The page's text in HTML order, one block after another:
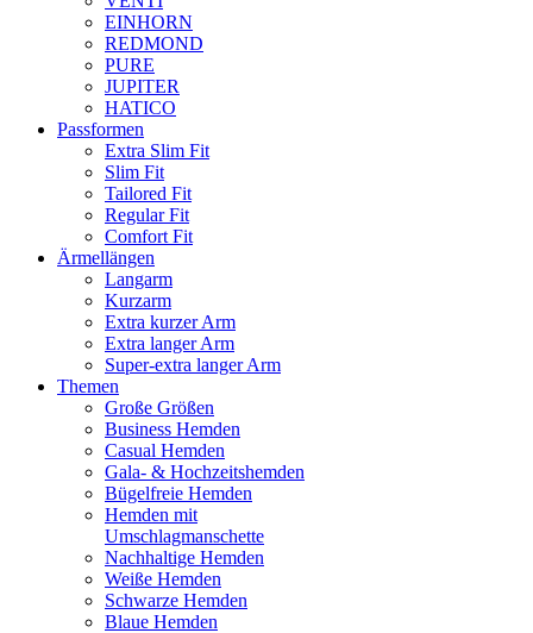
EINHORN
REDMOND
PURE
JUPITER
HATICO
Passformen
Extra Slim Fit
Slim Fit
Tailored Fit
Regular Fit
Comfort Fit
Ärmellängen
Langarm
Kurzarm
Extra kurzer Arm
Extra langer Arm
Super-extra langer Arm
Themen
Große Größen
Business Hemden
Casual Hemden
Gala- & Hochzeitshemden
Bügelfreie Hemden
Hemden mit
Umschlagmanschette
Nachhaltige Hemden
Weiße Hemden
Schwarze Hemden
Blaue Hemden